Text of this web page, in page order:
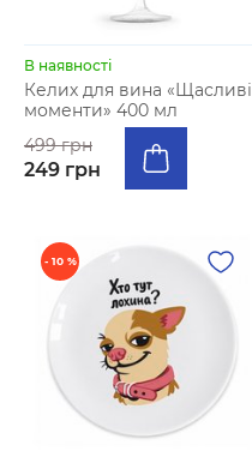
В наявності
Келих для вина «Щасливі
моменти» 400 мл
499 грн
249 грн
- 10 %